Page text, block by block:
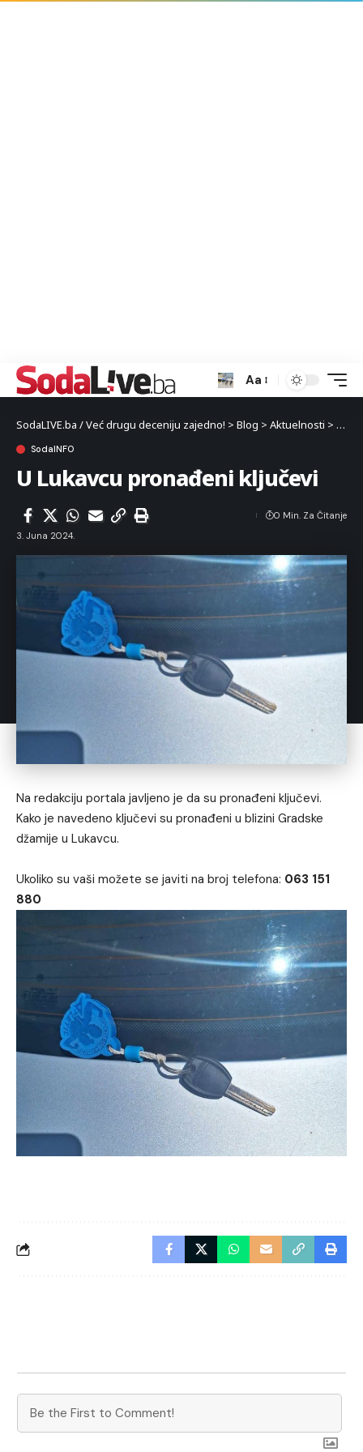
Aa
SodaLIVE.ba / Već drugu deceniju zajedno! > Blog > Aktuelnosti >
SodaINFO
U Lukavcu pronađeni ključevi
3. Juna 2024.
0 Min. Za Čitanje
Na redakciju portala javljeno je da su pronađeni ključevi.
Kako je navedeno ključevi su pronađeni u blizini Gradske
džamije u Lukavcu.
Ukoliko su vaši možete se javiti na broj telefona: 063 151
880